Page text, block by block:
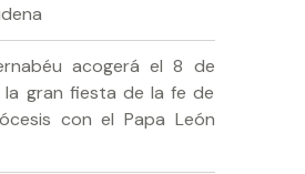
acogerá el 8 de
la gran fiesta de la fe de
con el Papa León